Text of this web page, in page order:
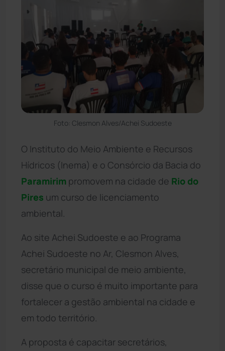
Foto: Clesmon Alves/Achei Sudoeste
O Instituto do Meio Ambiente e Recursos
Hídricos (Inema) e o Consórcio da Bacia do
Paramirim promovem na cidade de Rio do
Pires um curso de licenciamento
ambiental.
Ao site Achei Sudoeste e ao Programa
Achei Sudoeste no Ar, Clesmon Alves,
secretário municipal de meio ambiente,
disse que o curso é muito importante para
fortalecer a gestão ambiental na cidade e
em todo território.
A proposta é capacitar secretários,